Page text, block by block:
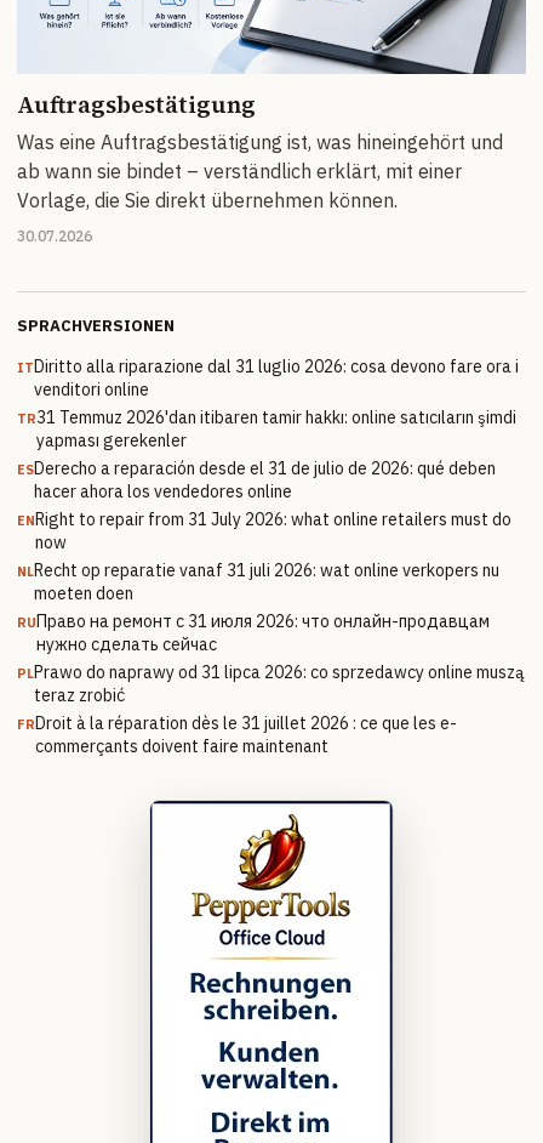
Auftragsbestätigung
Was eine Auftragsbestätigung ist, was hineingehört und
ab wann sie bindet – verständlich erklärt, mit einer
Vorlage, die Sie direkt übernehmen können.
30.07.2026
SPRACHVERSIONEN
ITDiritto alla riparazione dal 31 luglio 2026: cosa devono fare ora i
venditori online
TR31 Temmuz 2026'dan itibaren tamir hakkı: online satıcıların şimdi
yapması gerekenler
ESDerecho a reparación desde el 31 de julio de 2026: qué deben
hacer ahora los vendedores online
ENRight to repair from 31 July 2026: what online retailers must do
now
NLRecht op reparatie vanaf 31 juli 2026: wat online verkopers nu
moeten doen
RUПраво на ремонт с 31 июля 2026: что онлайн-продавцам
нужно сделать сейчас
PLPrawo do naprawy od 31 lipca 2026: co sprzedawcy online muszą
teraz zrobić
FRDroit à la réparation dès le 31 juillet 2026 : ce que les e-
commerçants doivent faire maintenant